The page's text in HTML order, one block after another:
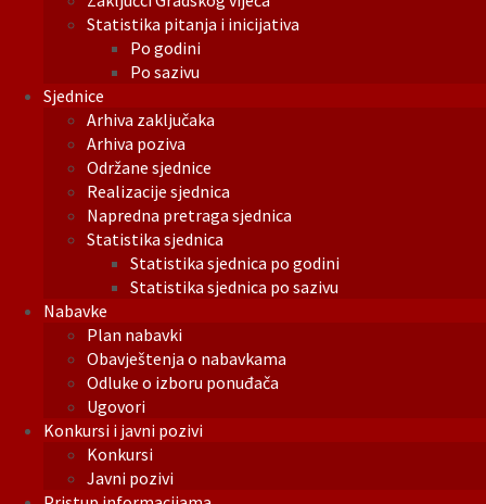
Statistika pitanja i inicijativa
Po godini
Po sazivu
Sjednice
Arhiva zaključaka
Arhiva poziva
Održane sjednice
Realizacije sjednica
Napredna pretraga sjednica
Statistika sjednica
Statistika sjednica po godini
Statistika sjednica po sazivu
Nabavke
Plan nabavki
Obavještenja o nabavkama
Odluke o izboru ponuđača
Ugovori
Konkursi i javni pozivi
Konkursi
Javni pozivi